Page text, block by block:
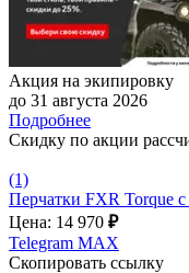
Акция на экипировку
до 31 августа 2026
Подробнее
Скидку по акции
(1)
Перчатки FXR Torque
Цена: 14 970 ₽
Telegram MAX
Скопировать ссылку